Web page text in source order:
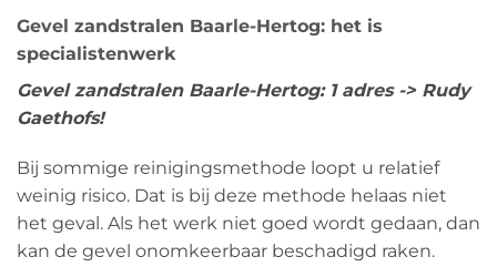
Gevel zandstralen Baarle-Hertog: het is
specialistenwerk
Gevel zandstralen Baarle-Hertog: 1 adres -> Rudy
Gaethofs!
Bij sommige reinigingsmethode loopt u relatief
weinig risico. Dat is bij deze methode helaas niet
het geval. Als het werk niet goed wordt gedaan, dan
kan de gevel onomkeerbaar beschadigd raken.